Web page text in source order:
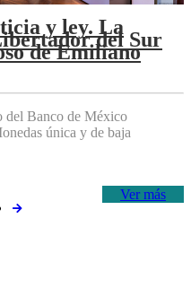
y ley. La
del Sur
de Emiliano
del Banco de México
única y de baja
Ver más